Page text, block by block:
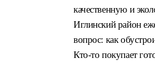
качественную и
Иглинский район
вопрос: как
Кто-то покупает